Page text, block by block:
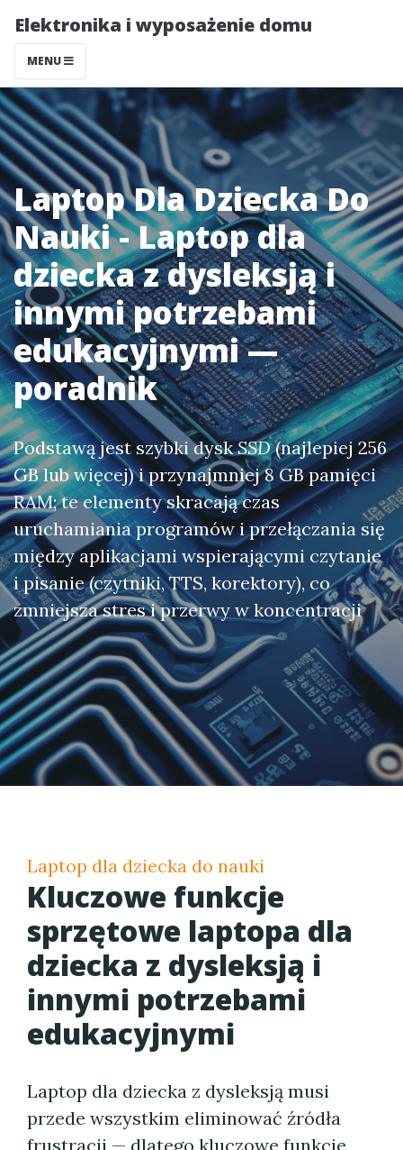
Elektronika i wyposażenie domu
MENU
Laptop Dla Dziecka Do
Nauki - Laptop dla
dziecka z dysleksją i
innymi potrzebami
edukacyjnymi —
poradnik
Podstawą jest szybki dyskSSD(najlepiej 256
GB lub więcej) i przynajmniej 8 GB pamięci
RAM; te elementy skracają czas
uruchamiania programów i przełączania się
między aplikacjami wspierającymi czytanie
i pisanie (czytniki, TTS, korektory), co
zmniejsza stres i przerwy w koncentracji
Laptop dla dziecka do nauki
Kluczowe funkcje
sprzętowe laptopa dla
dziecka z dysleksją i
innymi potrzebami
edukacyjnymi
Laptop dla dziecka z dysleksją musi
przede wszystkim eliminować źródła
frustracji — dlatego kluczowe funkcje